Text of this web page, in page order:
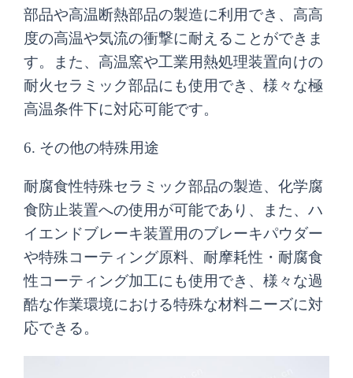
部品や高温断熱部品の製造に利用でき、高高
度の高温や気流の衝撃に耐えることができま
す。また、高温窯や工業用熱処理装置向けの
耐火セラミック部品にも使用でき、様々な極
高温条件下に対応可能です。
6. その他の特殊用途
耐腐食性特殊セラミック部品の製造、化学腐
食防止装置への使用が可能であり、また、ハ
イエンドブレーキ装置用のブレーキパウダー
や特殊コーティング原料、耐摩耗性・耐腐食
性コーティング加工にも使用でき、様々な過
酷な作業環境における特殊な材料ニーズに対
応できる。